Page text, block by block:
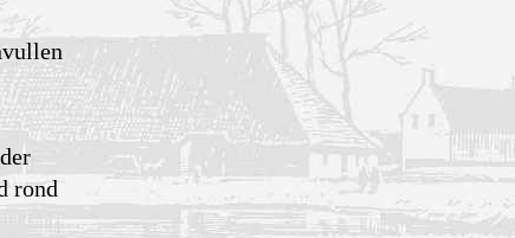
rond